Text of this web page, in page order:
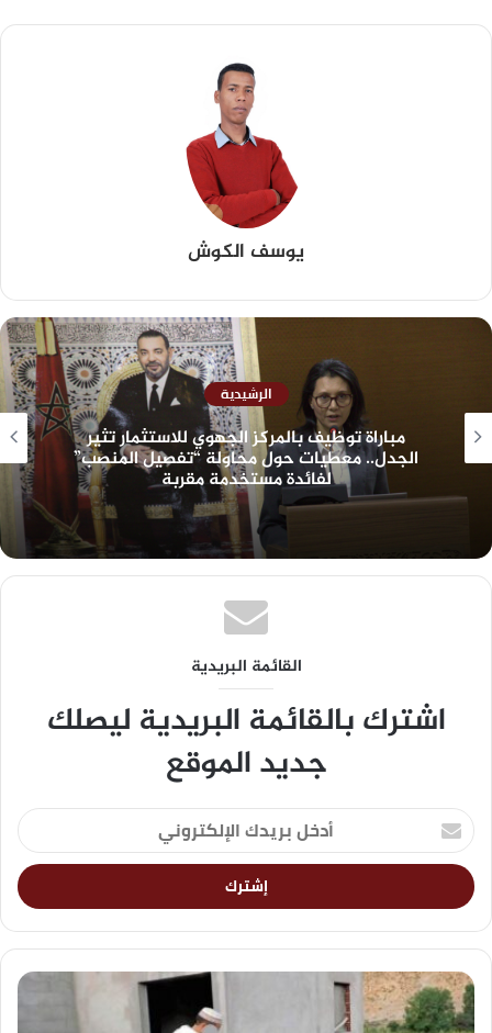
يوسف الكوش
الرشيدية
مباراة توظيف بالمركز الجهوي للاستثمار تثير
الجدل.. معطيات حول محاولة “تفصيل المنصب”
لفائدة مستخدمة مقربة
القائمة البريدية
اشترك بالقائمة البريدية ليصلك
جديد الموقع